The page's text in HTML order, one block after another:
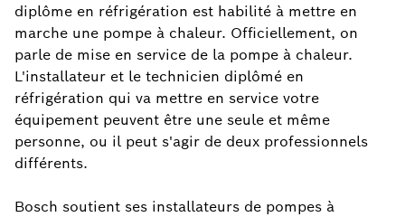
diplôme en réfrigération est habilité à mettre en
marche une pompe à chaleur. Officiellement, on
parle de mise en service de la pompe à chaleur.
L'installateur et le technicien diplômé en
réfrigération qui va mettre en service votre
équipement peuvent être une seule et même
personne, ou il peut s'agir de deux professionnels
différents.
Bosch soutient ses installateurs de pompes à